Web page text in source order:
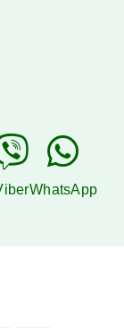
WhatsApp